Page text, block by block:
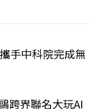
手中科院完成無
跨界聯名大玩AI